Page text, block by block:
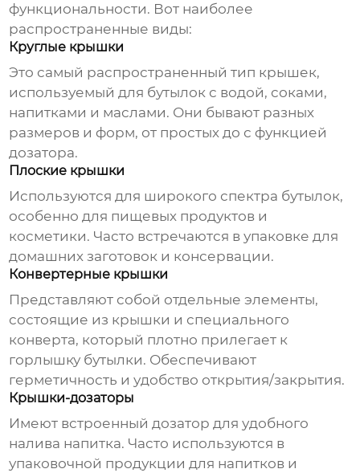
функциональности. Вот наиболее
распространенные виды:
Круглые крышки
Это самый распространенный тип крышек,
используемый для бутылок с водой, соками,
напитками и маслами. Они бывают разных
размеров и форм, от простых до с функцией
дозатора.
Плоские крышки
Используются для широкого спектра бутылок,
особенно для пищевых продуктов и
косметики. Часто встречаются в упаковке для
домашних заготовок и консервации.
Конвертерные крышки
Представляют собой отдельные элементы,
состоящие из крышки и специального
конверта, который плотно прилегает к
горлышку бутылки. Обеспечивают
герметичность и удобство открытия/закрытия.
Крышки-дозаторы
Имеют встроенный дозатор для удобного
налива напитка. Часто используются в
упаковочной продукции для напитков и